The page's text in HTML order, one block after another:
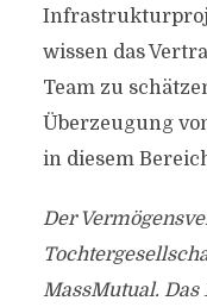
wissen das
Team zu
Überzeugung
in diesem
Der
MassMutual. Das